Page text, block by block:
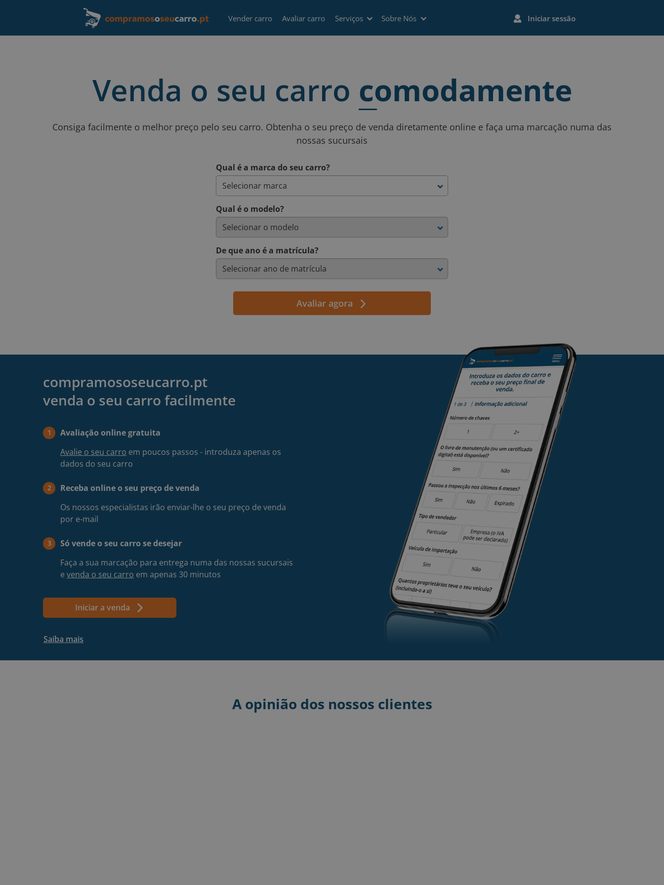
Vender carro Avaliar carro Serviços Sobre Nós Iniciar sessão
Venda o seu carro comodamente
Consiga facilmente o melhor preço pelo seu carro. Obtenha o seu preço de venda diretamente online e faça uma marcação numa das
nossas sucursais
Qual é a marca do seu carro?
Qual é o modelo?
De que ano é a matrícula?
Avaliar agora
compramososeucarro.pt
venda o seu carro facilmente
1
Avaliação online gratuita
Avalie o seu carro em poucos passos - introduza apenas os
dados do seu carro
2
Receba online o seu preço de venda
Os nossos especialistas irão enviar-lhe o seu preço de venda
por e-mail
3
Só vende o seu carro se desejar
Faça a sua marcação para entrega numa das nossas sucursais
e venda o seu carro em apenas 30 minutos
Iniciar a venda
Saiba mais
A opinião dos nossos clientes